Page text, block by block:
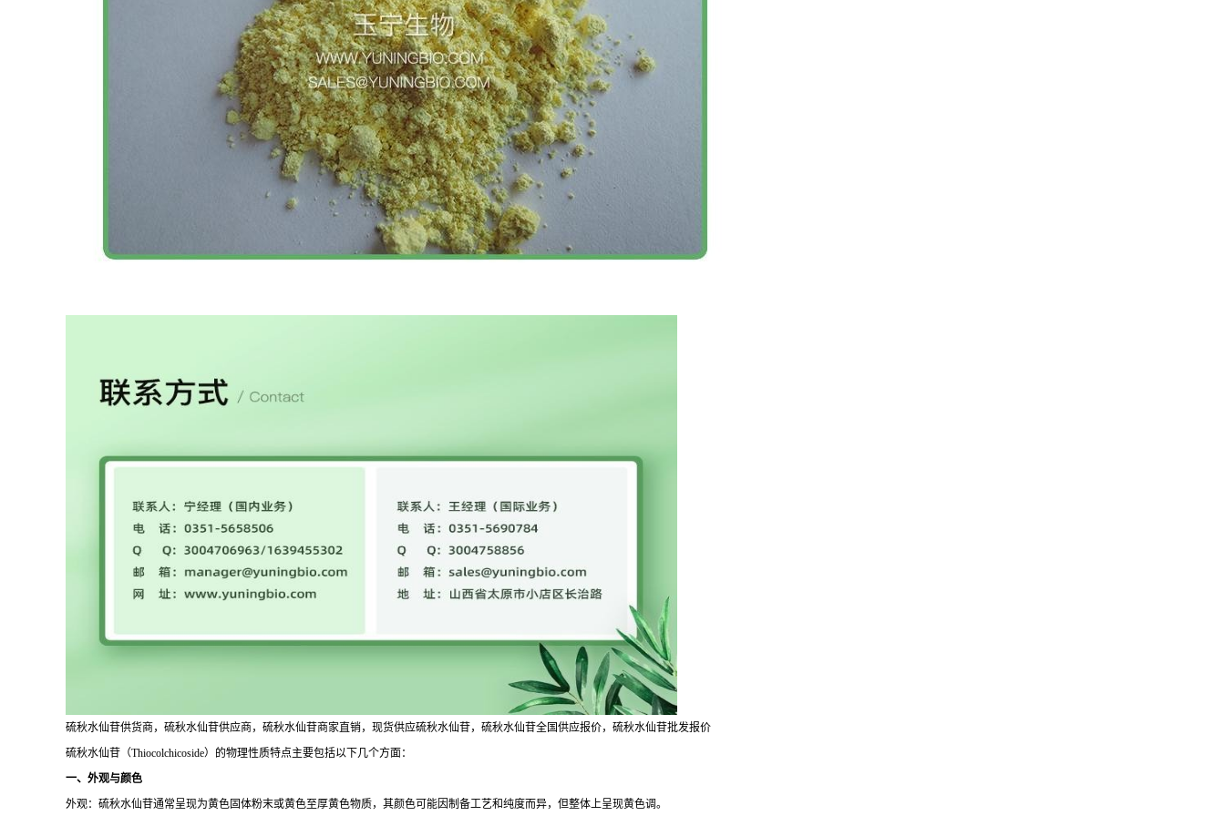
硫秋水仙苷供货商，硫秋水仙苷供应商，硫秋水仙苷商家直销，现货供应硫秋水仙苷，硫秋水仙苷全国供应报价，硫秋水仙苷批发报价
硫秋水仙苷（Thiocolchicoside）的物理性质特点主要包括以下几个方面：
一、外观与颜色
外观：硫秋水仙苷通常呈现为黄色固体粉末或黄色至厚黄色物质，其颜色可能因制备工艺和纯度而异，但整体上呈现黄色调。